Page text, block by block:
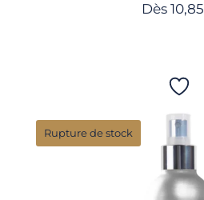
Dès 10,85
Rupture de stock